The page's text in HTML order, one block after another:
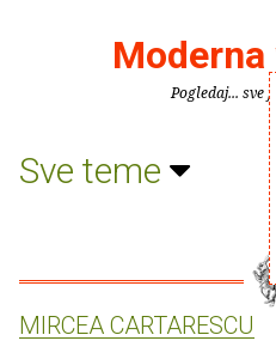
Pogledaj... sve
Sve teme
MIRCEA CARTARESCU